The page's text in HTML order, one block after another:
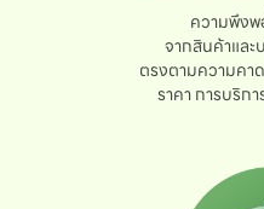
ความพึงพ
จากสินค้าแล
ตรงตามความค
ราคา การบริก